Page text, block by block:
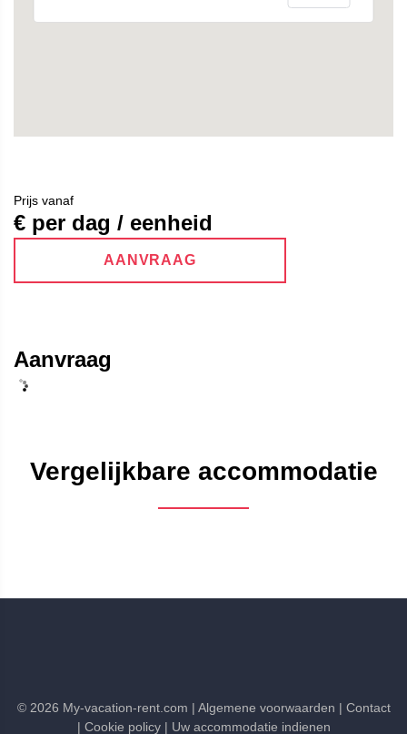
Prijs vanaf
€ per dag / eenheid
AANVRAAG
Aanvraag
Vergelijkbare accommodatie
© 2026 My-vacation-rent.com | Algemene voorwaarden | Contact
| Cookie policy | Uw accommodatie indienen